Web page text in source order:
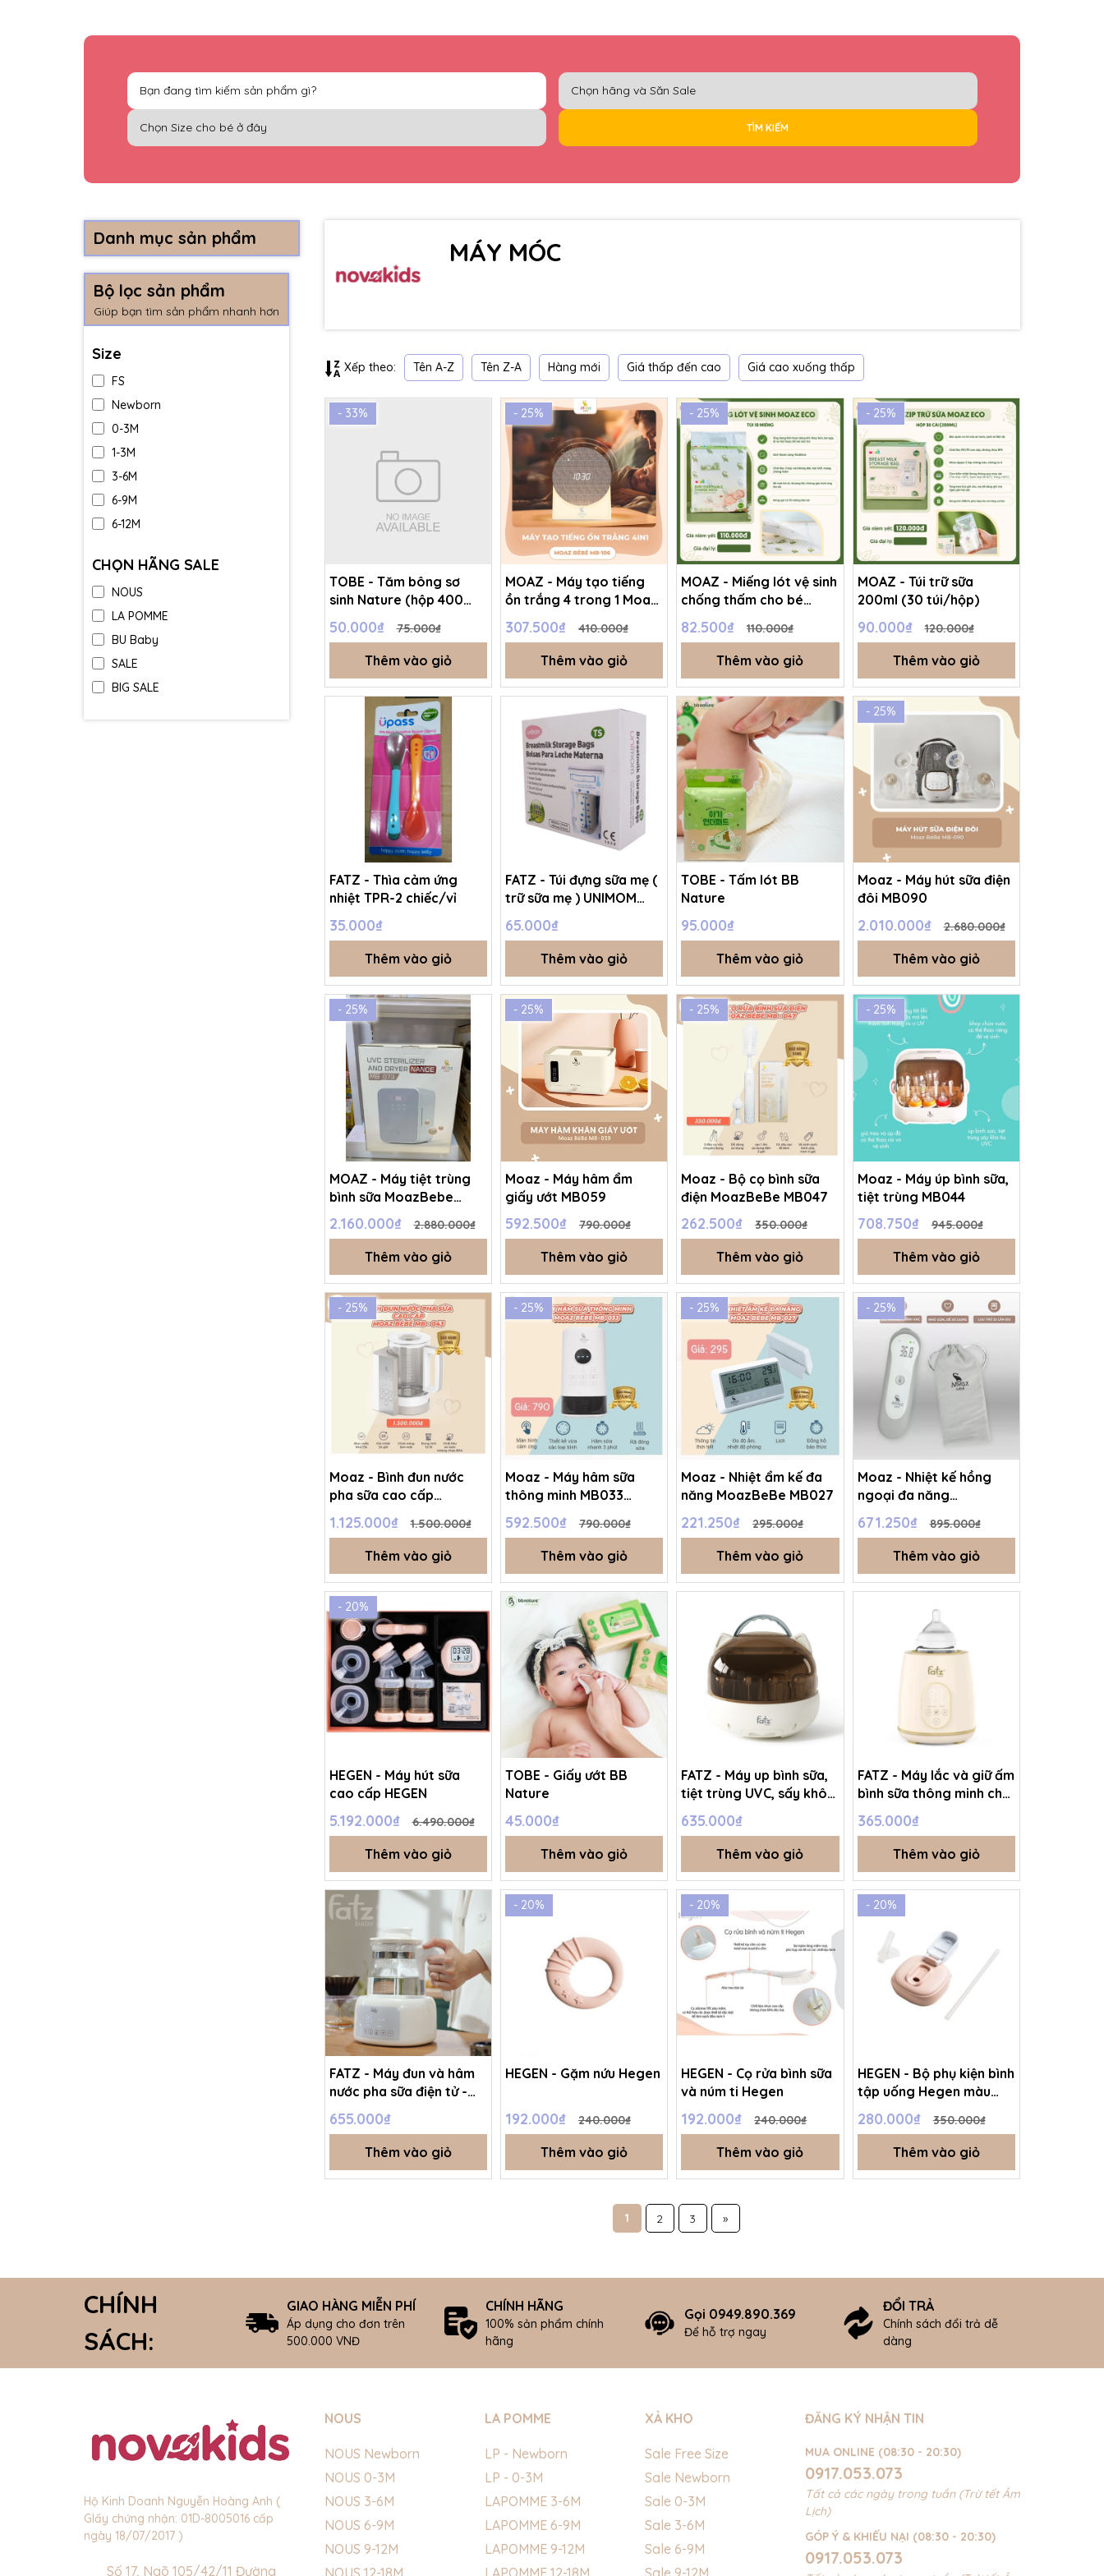
TÌM KIẾM
Danh mục sản phẩm
Bộ lọc sản phẩm
Giúp bạn tìm sản phẩm nhanh hơn
Size
FS
Newborn
0-3M
1-3M
3-6M
6-9M
6-12M
12-18M
18-24M
1-2Y
2-3Y
3-4Y
4-5Y
CHỌN HÃNG SALE
NOUS
LA POMME
BU Baby
SALE
BIG SALE
MÁY MÓC
Xếp theo: Tên A-Z Tên Z-A Hàng mới Giá thấp đến cao Giá cao xuống thấp
- 33%
TOBE - Tăm bông sơ
sinh Nature (hộp 400
que)
50.000₫ 75.000₫
Thêm vào giỏ
- 25%
MOAZ - Máy tạo tiếng
ồn trắng 4 trong 1 Moaz
BéBé MB – 106
307.500₫ 410.000₫
Thêm vào giỏ
- 25%
MOAZ - Miếng lót vệ sinh
chống thấm cho bé
Moaz Eco 10c/bịch
82.500₫ 110.000₫
Thêm vào giỏ
- 25%
MOAZ - Túi trữ sữa
200ml (30 túi/hộp)
90.000₫ 120.000₫
Thêm vào giỏ
FATZ - Thìa cảm ứng
nhiệt TPR-2 chiếc/vỉ
35.000₫
Thêm vào giỏ
FATZ - Túi đựng sữa mẹ (
trữ sữa mẹ ) UNIMOM
Compact Không có BPA
21l (30 túi/hộp)
65.000₫
Thêm vào giỏ
TOBE - Tấm lót BB
Nature
95.000₫
Thêm vào giỏ
- 25%
Moaz - Máy hút sữa điện
đôi MB090
2.010.000₫ 2.680.000₫
Thêm vào giỏ
- 25%
MOAZ - Máy tiệt trùng
bình sữa MoazBebe
MB073
2.160.000₫ 2.880.000₫
Thêm vào giỏ
- 25%
Moaz - Máy hâm ẩm
giấy ướt MB059
592.500₫ 790.000₫
Thêm vào giỏ
- 25%
Moaz - Bộ cọ bình sữa
điện MoazBeBe MB047
262.500₫ 350.000₫
Thêm vào giỏ
- 25%
Moaz - Máy úp bình sữa,
tiệt trùng MB044
708.750₫ 945.000₫
Thêm vào giỏ
- 25%
Moaz - Bình đun nước
pha sữa cao cấp
1.125.000₫ 1.500.000₫
Thêm vào giỏ
- 25%
Moaz - Máy hâm sữa
thông minh MB033
592.500₫ 790.000₫
Thêm vào giỏ
- 25%
Moaz - Nhiệt ẩm kế đa
năng MoazBeBe MB027
221.250₫ 295.000₫
Thêm vào giỏ
- 25%
Moaz - Nhiệt kế hồng
ngoại đa năng
671.250₫ 895.000₫
Thêm vào giỏ
- 20%
HEGEN - Máy hút sữa
cao cấp HEGEN
5.192.000₫ 6.490.000₫
Thêm vào giỏ
TOBE - Giấy ướt BB
Nature
45.000₫
Thêm vào giỏ
FATZ - Máy up bình sữa,
tiệt trùng UVC, sấy khô
FB4268W
635.000₫
Thêm vào giỏ
FATZ - Máy lắc và giữ ấm
bình sữa thông minh cho
365.000₫
Thêm vào giỏ
FATZ - Máy đun và hâm
nước pha sữa điện tử -
Quick 12 plus_
FB3504HB
655.000₫
Thêm vào giỏ
- 20%
HEGEN - Gặm nứu Hegen
192.000₫ 240.000₫
Thêm vào giỏ
- 20%
HEGEN - Cọ rửa bình sữa
và núm ti Hegen
192.000₫ 240.000₫
Thêm vào giỏ
- 20%
HEGEN - Bộ phụ kiện bình
tập uống Hegen màu
hồng
280.000₫ 350.000₫
Thêm vào giỏ
1 2 3 »
CHÍNH
SÁCH:
GIAO HÀNG MIỄN PHÍ
Áp dụng cho đơn trên
500.000 VNĐ
CHÍNH HÃNG
100% sản phẩm chính
hãng
Gọi 0949.890.369
Để hỗ trợ ngay
ĐỔI TRẢ
Chính sách đổi trả dễ
dàng
Hộ Kinh Doanh Nguyễn Hoàng Anh (
GIấy chứng nhận: 01D-8005016 cấp
ngày 18/07/2017 )
Số 17, Ngõ 105/42/11 Đường
NOUS
NOUS Newborn
NOUS 0-3M
NOUS 3-6M
NOUS 6-9M
NOUS 9-12M
NOUS 12-18M
LA POMME
LP - Newborn
LP - 0-3M
LAPOMME 3-6M
LAPOMME 6-9M
LAPOMME 9-12M
LAPOMME 12-18M
XẢ KHO
Sale Free Size
Sale Newborn
Sale 0-3M
Sale 3-6M
Sale 6-9M
Sale 9-12M
ĐĂNG KÝ NHẬN TIN
MUA ONLINE (08:30 - 20:30)
0917.053.073
Tất cả các ngày trong tuần (Trừ tết Âm
Lịch)
GÓP Ý & KHIẾU NẠI (08:30 - 20:30)
0917.053.073